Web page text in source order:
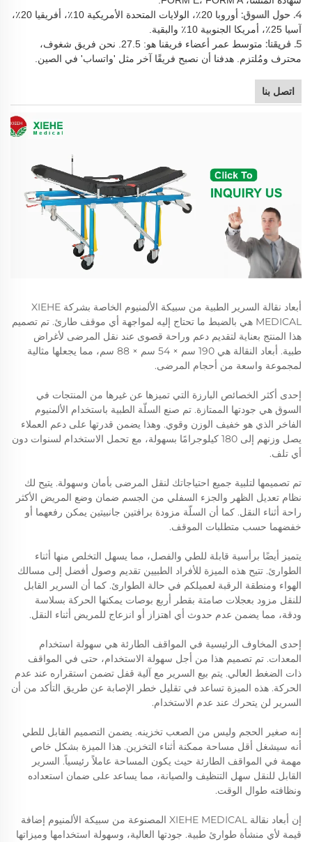
4. حول السوق:
أوروبا 20٪، الولايات المتحدة الأمريكية 10٪، أفريقيا 20٪،
آسيا 25٪، أمريكا الجنوبية 10٪ والبقية.
5. فريقنا:
متوسط عمر أعضاء فريقنا هو: 27.5. نحن فريق شغوف،
محترف ومُلتزم. هدفنا أن نصبح فريقًا آخر مثل 'واتساب' في الصين.
اتصل بنا
أبعاد نقالة السرير الطبية من سبيكة الألمنيوم الخاصة بشركة XIEHE
MEDICAL هي بالضبط ما تحتاج إليه لمواجهة أي موقف طارئ. تم تصميم
هذا المنتج بعناية لتقديم دعم وراحة قصوى عند نقل المرضى لأغراض
طبية. أبعاد النقالة هي 190 سم × 54 سم × 88 سم، مما يجعلها مثالية
لمجموعة واسعة من أحجام المرضى.
إحدى أكثر الخصائص البارزة التي تميزها عن غيرها من المنتجات في
السوق هي جودتها الممتازة. تم صنع السلّة الطبية باستخدام الألمنيوم
الفاخر الذي هو خفيف الوزن وقوي. وهذا يضمن قدرتها على دعم العملاء
يصل وزنهم إلى 180 كيلوجرامًا بسهولة، مع تحمل الاستخدام لسنوات دون
أي تلف.
تم تصميمها لتلبية جميع احتياجاتك لنقل المرضى بأمان وسهولة. يتيح لك
نظام تعديل الظهر والجزء السفلي من الجسم ضمان وضع المريض الأكثر
راحة أثناء النقل. كما أن السلّة مزودة برافتين جانبيتين يمكن رفعهما أو
خفضهما حسب متطلبات الموقف.
يتميز أيضًا برأسية قابلة للطي والفصل، مما يسهل التخلص منها أثناء
الطوارئ. تتيح هذه الميزة للأفراد الطبيين تقديم وصول أفضل إلى مسالك
الهواء ومنطقة الرقبة لعميلكم في حالة الطوارئ. كما أن السرير القابل
للنقل مزود بعجلات صامتة بقطر أربع بوصات يمكنها الحركة بسلاسة
ودقة، مما يضمن عدم حدوث أي اهتزاز أو انزعاج للمريض أثناء النقل.
إحدى المخاوف الرئيسية في المواقف الطارئة هي سهولة استخدام
المعدات. تم تصميم هذا من أجل سهولة الاستخدام، حتى في المواقف
ذات الضغط العالي. يتم بيع السرير مع آلية قفل تضمن استقراره عند عدم
الحركة. هذه الميزة تساعد في تقليل خطر الإصابة عن طريق التأكد من أن
السرير لن يتحرك عند عدم الاستخدام.
إنه صغير الحجم وليس من الصعب تخزينه. يضمن التصميم القابل للطي
أنه سيشغل أقل مساحة ممكنة أثناء التخزين. هذا الميزة بشكل خاص
مهمة في المواقف الطارئة حيث يكون المساحة عاملاً رئيسياً. السرير
القابل للنقل سهل التنظيف والصيانة، مما يساعد على ضمان استعداده
ونظافته طوال الوقت.
إن أبعاد نقالة XIEHE MEDICAL المصنوعة من سبيكة الألمنيوم إضافة
قيمة لأي منشأة طوارئ طبية. جودتها العالية، وسهولة استخدامها وميزاتها